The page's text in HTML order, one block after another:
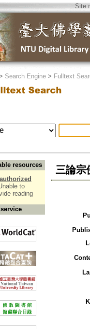
Site
Search Engine> Fulltext
resources
to
reading
三論宗